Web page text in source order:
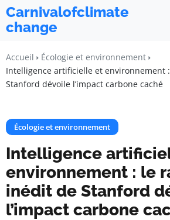
Carnivalofclimate
change
Accueil
Écologie et environnement
Intelligence artificielle et environnement
Stanford dévoile l’impact carbone caché
Écologie et environnement
Intelligence
environnement : le
inédit de Stanford
l’impact carbone